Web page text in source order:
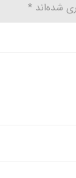
شده‌اند *